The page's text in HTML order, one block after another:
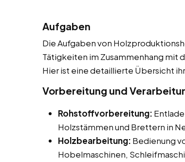
Aufgaben
Die Aufgaben von
Tätigkeiten im Zusammenhang mit
Hier ist eine detaillierte Übersicht
Vorbereitung und
Rohstoffvorbereitung:
Holzstämmen und Brettern in
Holzbearbeitung: Bedienung
Hobelmaschinen,